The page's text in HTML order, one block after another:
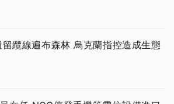
纜線遍布森林 烏克蘭指控造成生態